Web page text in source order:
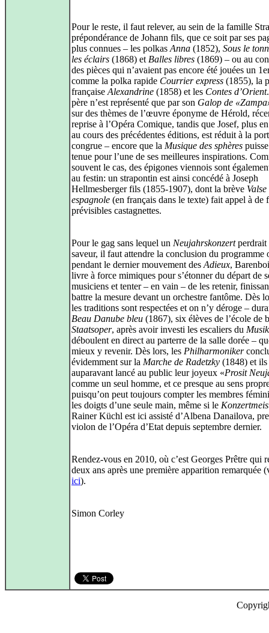
Pour le reste, il faut relever, au sein de la famille
prépondérance de Johann fils, que ce soit par ses
plus connues – les polkas Anna (1852), Sous le
les éclairs (1868) et Balles libres (1869) – ou au
des pièces qui n’avaient pas encore été jouées un
comme la polka rapide Courrier express (1855), la
française Alexandrine (1858) et les Contes d’Orient
père n’est représenté que par son Galop de
sur des thèmes de l’œuvre éponyme de Hérold,
reprise à l’Opéra Comique, tandis que Josef, plus
au cours des précédentes éditions, est réduit à la
congrue – encore que la Musique des sphères
tenue pour l’une de ses meilleures inspirations.
souvent le cas, des épigones viennois sont
au festin: un strapontin est ainsi concédé à Joseph
Hellmesberger fils (1855-1907), dont la brève Valse
espagnole (en français dans le texte) fait appel à de
prévisibles castagnettes.
Pour le gag sans lequel un Neujahrskonzertperdrait
saveur, il faut attendre la conclusion du programme
pendant le dernier mouvement des Adieux,
livre à force mimiques pour s’étonner du départ de
musiciens et tenter – en vain – de les retenir,
battre la mesure devant un orchestre fantôme. Dès
les traditions sont respectées et on n’y déroge –
Beau Danube bleu (1867), six élèves de l’école de
Staatsoper, après avoir investi les escaliers du
déboulent en direct au parterre de la salle dorée –
mieux y revenir. Dès lors, les Philharmoniker
évidemment sur la Marche de Radetzky (1848) et
auparavant lancé au public leur joyeux «Prosit
comme un seul homme, et ce presque au sens
puisqu’on peut toujours compter les membres
les doigts d’une seule main, même si le
Rainer Küchl est ici assisté d’Albena Danailova,
violon de l’Opéra d’Etat depuis septembre dernier.
Rendez-vous en 2010, où c’est Georges Prêtre qui
deux ans après une première apparition remarquée
ici).
Simon Corley